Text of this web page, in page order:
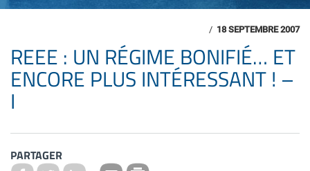
/ 18 SEPTEMBRE 2007
REEE : UN RÉGIME BONIFIÉ… ET
ENCORE PLUS INTÉRESSANT ! –
I
PARTAGER